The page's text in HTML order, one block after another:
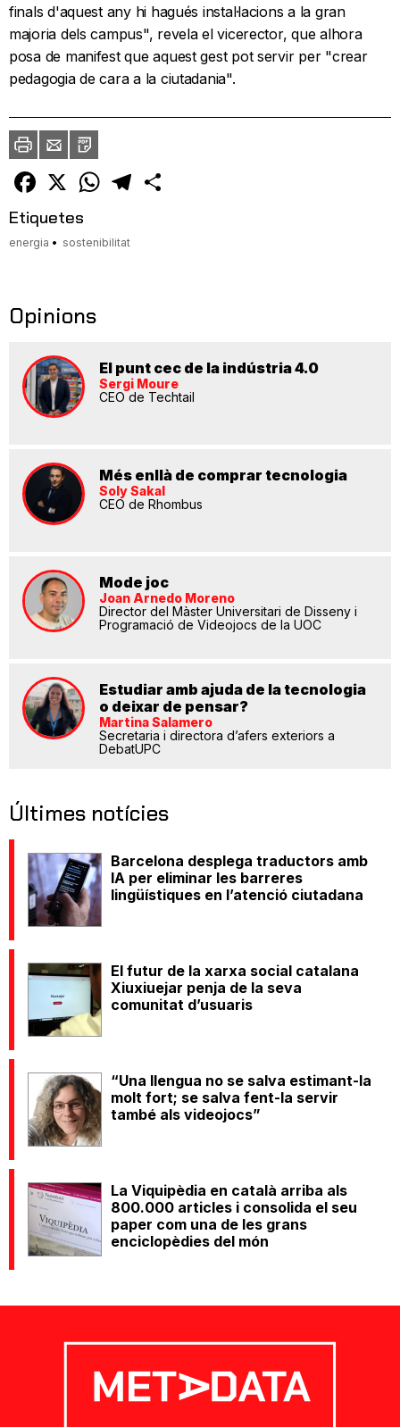
finals d'aquest any hi hagués instal·lacions a la gran
majoria dels campus", revela el vicerector, que alhora
posa de manifest que aquest gest pot servir per "crear
pedagogia de cara a la ciutadania".
ImprimirEnvia
un
amic
PDF
Facebook
X WhatsAppTelegram
Etiquetes
energia sostenibilitat
Opinions
El punt cec de la indústria 4.0
Sergi Moure
CEO de Techtail
Més enllà de comprar tecnologia
Soly Sakal
CEO de Rhombus
Mode joc
Joan Arnedo Moreno
Director del Màster Universitari de Disseny i
Programació de Videojocs de la UOC
Estudiar amb ajuda de la tecnologia
o deixar de pensar?
Martina Salamero
Secretaria i directora d’afers exteriors a
DebatUPC
Últimes notícies
Barcelona desplega traductors amb
IA per eliminar les barreres
lingüístiques en l’atenció ciutadana
El futur de la xarxa social catalana
Xiuxiuejar penja de la seva
comunitat d’usuaris
“Una llengua no se salva estimant-la
molt fort; se salva fent-la servir
també als videojocs”
La Viquipèdia en català arriba als
800.000 articles i consolida el seu
paper com una de les grans
enciclopèdies del món